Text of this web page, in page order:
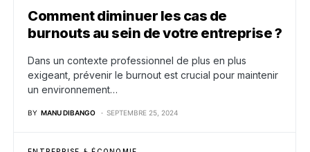
Comment diminuer les cas de
burnouts au sein de votre entreprise ?
Dans un contexte professionnel de plus en plus
exigeant, prévenir le burnout est crucial pour maintenir
un environnement…
BY MANU DIBANGO SEPTEMBRE 25, 2024